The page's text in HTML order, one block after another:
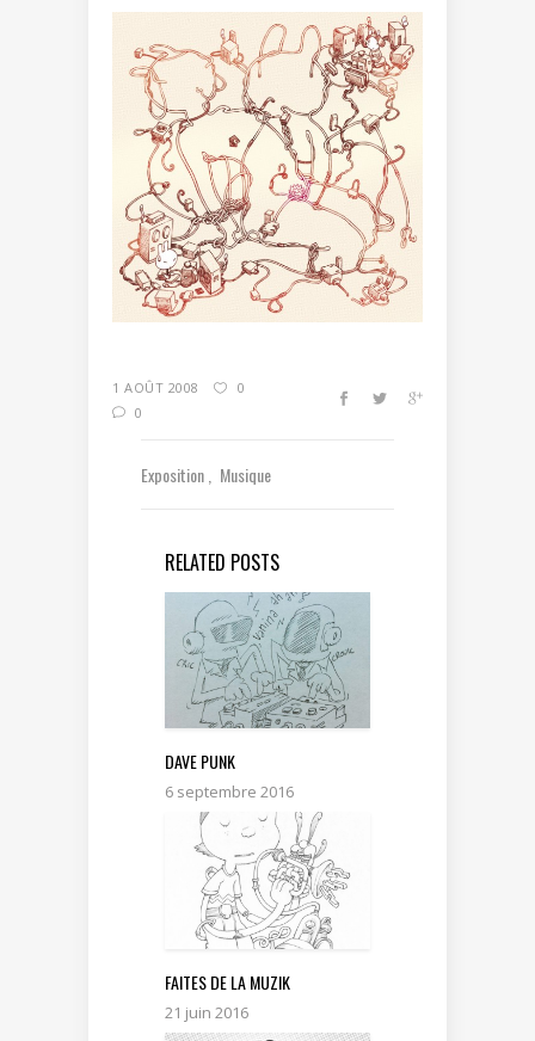
1 AOÛT 2008
0
0
Exposition Musique
RELATED POSTS
DAVE PUNK
6 septembre 2016
FAITES DE LA MUZIK
21 juin 2016